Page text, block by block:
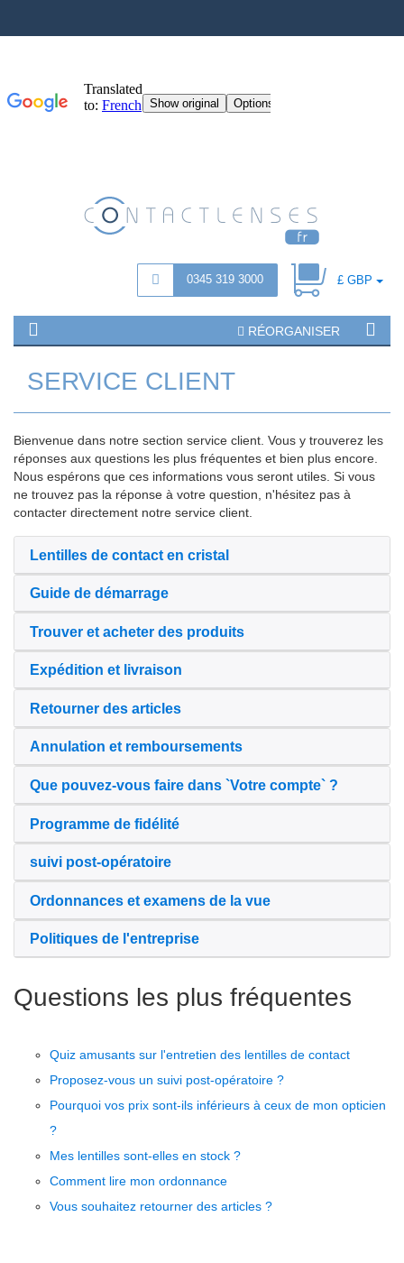
0345 319 3000 £ GBP
RÉORGANISER
SERVICE CLIENT
Bienvenue dans notre section service client. Vous y trouverez les
réponses aux questions les plus fréquentes et bien plus encore.
Nous espérons que ces informations vous seront utiles. Si vous
ne trouvez pas la réponse à votre question, n'hésitez pas à
contacter directement notre service client.
Lentilles de contact en cristal
Guide de démarrage
Trouver et acheter des produits
Expédition et livraison
Retourner des articles
Annulation et remboursements
Que pouvez-vous faire dans `Votre compte` ?
Programme de fidélité
suivi post-opératoire
Ordonnances et examens de la vue
Politiques de l'entreprise
Questions les plus fréquentes
Quiz amusants sur l'entretien des lentilles de contact
Proposez-vous un suivi post-opératoire ?
Pourquoi vos prix sont-ils inférieurs à ceux de mon opticien
?
Mes lentilles sont-elles en stock ?
Comment lire mon ordonnance
Vous souhaitez retourner des articles ?